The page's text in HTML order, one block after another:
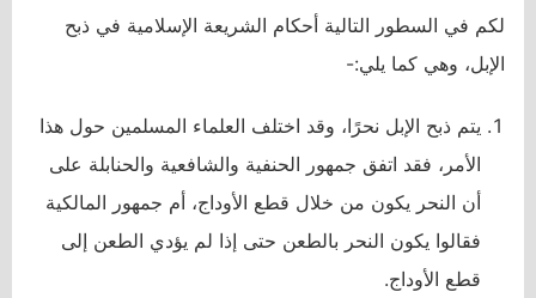
لكم في السطور التالية أحكام الشريعة الإسلامية في ذبح
الإبل، وهي كما يلي:-
يتم ذبح الإبل نحرًا، وقد اختلف العلماء المسلمين حول هذا
الأمر، فقد اتفق جمهور الحنفية والشافعية والحنابلة على
أن النحر يكون من خلال قطع الأوداج، أم جمهور المالكية
فقالوا يكون النحر بالطعن حتى إذا لم يؤدي الطعن إلى
قطع الأوداج.